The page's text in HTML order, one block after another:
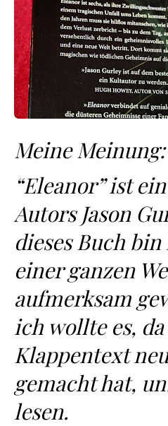
Meine Meinung:
“Eleanor” ist
Autors Jason
dieses Buch
einer ganzen
aufmerksam
ich wollte es,
Klappentext
gemacht hat,
lesen.